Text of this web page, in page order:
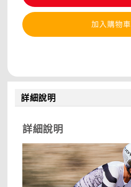
加入購物車
詳細說明
詳細說明